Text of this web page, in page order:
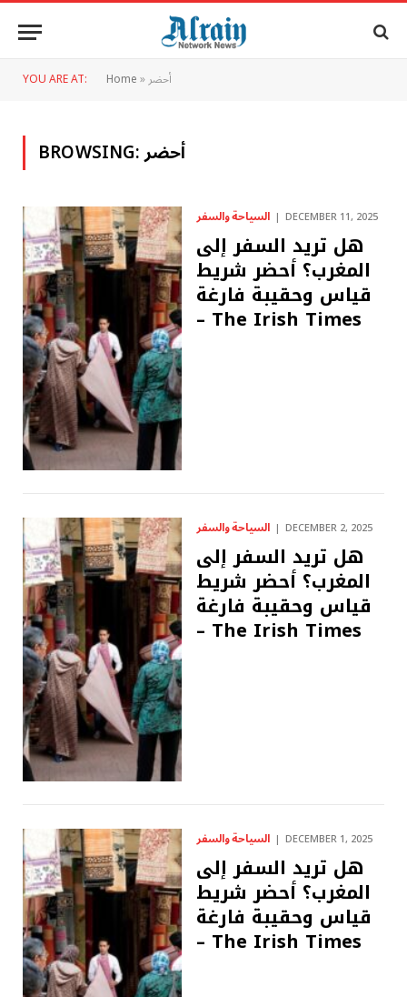
YOU ARE AT: Home»أحضر
BROWSING:أحضر
السياحة والسفر DECEMBER 11, 2025
هل تريد السفر إلى
المغرب؟ أحضر شريط
قياس وحقيبة فارغة
– The Irish Times
السياحة والسفر DECEMBER 2, 2025
هل تريد السفر إلى
المغرب؟ أحضر شريط
قياس وحقيبة فارغة
– The Irish Times
السياحة والسفر DECEMBER 1, 2025
هل تريد السفر إلى
المغرب؟ أحضر شريط
قياس وحقيبة فارغة
– The Irish Times